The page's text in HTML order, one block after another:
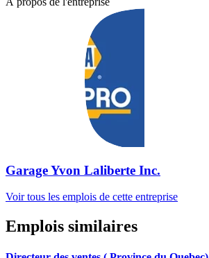
Garage Yvon Laliberte Inc.
Voir tous les emplois de cette entreprise
Emplois similaires